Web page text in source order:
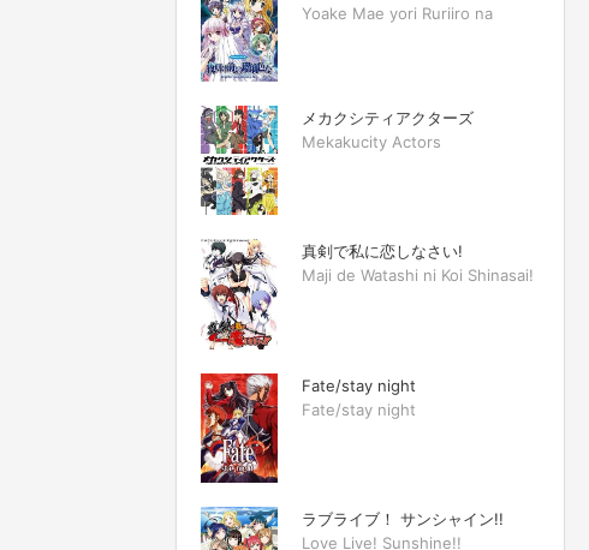
Yoake Mae yori Ruriiro na
メカクシティアクターズ
Mekakucity Actors
真剣で私に恋しなさい!
Maji de Watashi ni Koi Shinasai!
Fate/stay night
Fate/stay night
ラブライブ！ サンシャイン!!
Love Live! Sunshine!!